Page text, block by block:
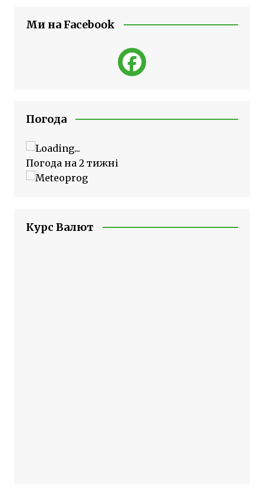
Ми на Facebook
Погода
Погода на 2 тижні
Курс Валют